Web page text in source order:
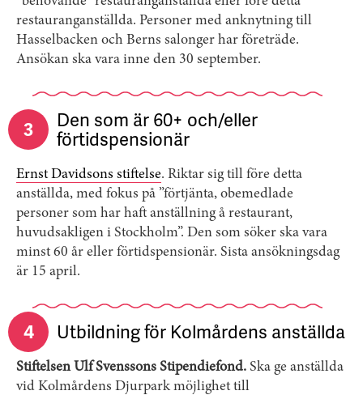
restauranganställda. Personer med anknytning till
Hasselbacken och Berns salonger har företräde.
Ansökan ska vara inne den 30 september.
3 Den som är 60+ och/eller
förtidspensionär
Ernst Davidsons stiftelse. Riktar sig till före detta
anställda, med fokus på ”förtjänta, obemedlade
personer som har haft anställning å restaurant,
huvudsakligen i Stockholm”. Den som söker ska vara
minst 60 år eller förtidspensionär. Sista ansökningsdag
är 15 april.
4 Utbildning för Kolmårdens anställda
Stiftelsen Ulf Svenssons Stipendiefond. Ska ge anställda
vid Kolmårdens Djurpark möjlighet till